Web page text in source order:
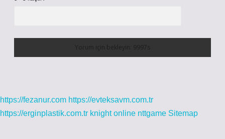
https://fezanur.com https://evteksavm.com.tr
https://erginplastik.com.tr knight online nttgame Sitemap